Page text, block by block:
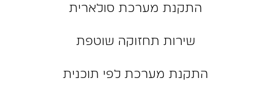
התקנת מערכת סולארית
שירות תחזוקה שוטפת
התקנת מערכת לפי תוכנית